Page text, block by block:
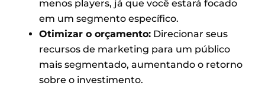
menos players, já que você estará focado
em um segmento específico.
Otimizar o orçamento:Direcionar seus
recursos de marketing para um público
mais segmentado, aumentando o retorno
sobre o investimento.